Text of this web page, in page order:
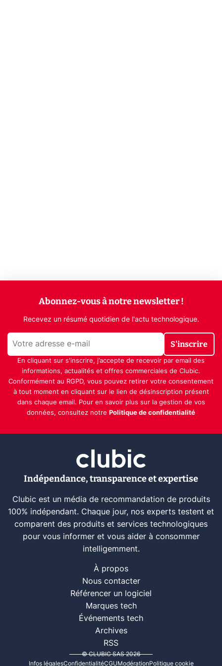
Abonnez-vous à notre newsletter !
Recevez un résumé quotidien de l'actu technologique.
S'inscrire
En cliquant sur s'inscrire, j’accepte de recevoir par email des
informations, actualités et offres commerciales de Clubic.
Conformément au RGPD, vous pouvez retirer votre consentement
à tout moment en cliquant sur le lien de désinscription présent
dans chaque email. Pour en savoir plus sur la gestion de vos
données, consultez notre Politique de confidentialité
Indépendance, transparence et expertise
Clubic est un média de recommandation de produits
100% indépendant. Chaque jour, nos experts testent et
comparent des produits et services technologiques
pour vous informer et vous aider à consommer
intelligemment.
À propos
Nous contacter
Référencer un logiciel
Marques tech
Événements tech
Archives
RSS
© CLUBIC SAS 2026
Infos légalesConfidentialitéCGUModérationPolitique cookie